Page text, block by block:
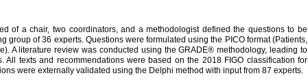
of a chair, two coordinators, and a methodologist defined the questions to be
group of 36 experts. Questions were formulated using the PICO format (Patients,
A literature review was conducted using the GRADE® methodology, leading to
All texts and recommendations were based on the 2018 FIGO classification for
were externally validated using the Delphi method with input from 87 experts.